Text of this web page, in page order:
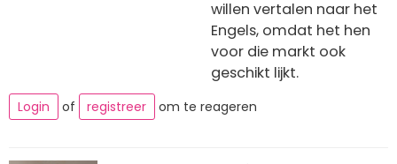
willen vertalen naar het
Engels, omdat het hen
voor die markt ook
geschikt lijkt.
Login of registreer om te reageren